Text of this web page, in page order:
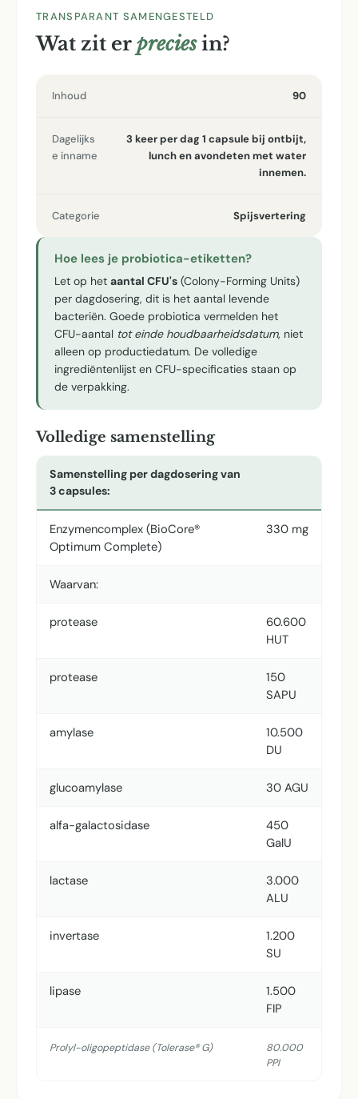
TRANSPARANT SAMENGESTELD
Wat zit er preciesin?
Inhoud 90
Dagelijks
e inname
3 keer per dag 1 capsule bij ontbijt,
lunch en avondeten met water
innemen.
Categorie Spijsvertering
Hoe lees je probiotica-etiketten?
Let op het aantal CFU's (Colony-Forming Units)
per dagdosering, dit is het aantal levende
bacteriën. Goede probiotica vermelden het
CFU-aantal tot einde houdbaarheidsdatum, niet
alleen op productiedatum. De volledige
ingrediëntenlijst en CFU-specificaties staan op
de verpakking.
Volledige samenstelling
Samenstelling per dagdosering van
3 capsules:
Enzymencomplex (BioCore®
Optimum Complete)
330 mg
Waarvan:
protease
60.600
HUT
protease
150
SAPU
amylase
10.500
DU
glucoamylase 30 AGU
alfa-galactosidase
450
GalU
lactase
3.000
ALU
invertase
1.200
SU
lipase
1.500
FIP
Prolyl-oligopeptidase (Tolerase® G)
80.000
PPI